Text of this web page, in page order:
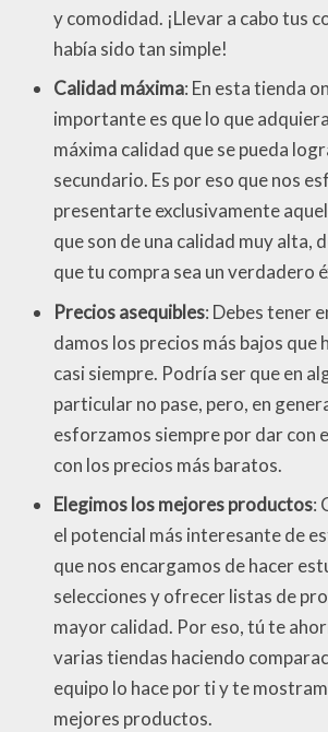
y comodidad. ¡Llevar a cabo tus
había sido tan simple!
Calidad máxima: En esta tienda
importante es que lo que
máxima calidad que se pueda
secundario. Es por eso que nos
presentarte exclusivamente
que son de una calidad muy alta,
que tu compra sea un verdadero
Precios asequibles: Debes tener
damos los precios más bajos que
casi siempre. Podría ser que en
particular no pase, pero, en
esforzamos siempre por dar con
con los precios más baratos.
Elegimos los mejores productos:
el potencial más interesante de
que nos encargamos de hacer
selecciones y ofrecer listas de
mayor calidad. Por eso, tú te
varias tiendas haciendo
equipo lo hace por ti y te
mejores productos.